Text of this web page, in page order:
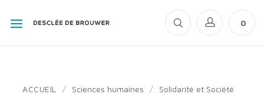
0
ACCUEIL / Sciences humaines / Solidarité et Société